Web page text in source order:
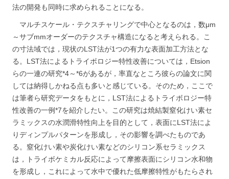
法の開発も同時に求められることになる。
マルチスケール・テクスチャリングで中心となるのは，数μm
～サブmmオーダーのテクスチャ構造になると考えられる。こ
の寸法域では，現状のLST法が1つの有力な表面加工方法とな
る。LST法によるトライボロジー特性改善については，Etsion
らの一連の研究*4～*6があるが，率直なところ彼らの論文に関
しては納得しかねる点も多いと感じている。そのため，ここで
は筆者ら研究データをもとに，LST法によるトライボロジー特
性改善の一例*7を紹介したい。この研究は焼結製窒化けい素セ
ラミックスの水潤滑特性向上を目的として，表面にLST法によ
りディンプルパターンを形成し，その影響を調べたものであ
る。窒化けい素や炭化けい素などのシリコン系セラミックス
は，トライボケミカル反応によって摩擦表面にシリコン水和物
を形成し，これによって水中で優れた低摩擦特性がもたらされ